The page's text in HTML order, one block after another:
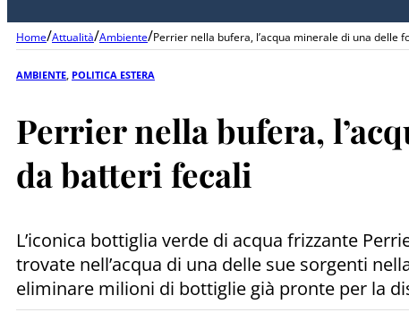
Home/Attualità/Ambiente/Perrier nella bufera, l’acqua minerale di una delle
AMBIENTE POLITICA ESTERA
Perrier nella bufera,
da batteri fecali
L’iconica bottiglia verde di acqua frizzante
trovate nell’acqua di una delle sue sorgenti
eliminare milioni di bottiglie già pronte per la